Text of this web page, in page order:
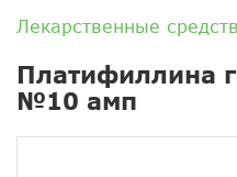
Лекарственные
Платифиллина
№10 амп